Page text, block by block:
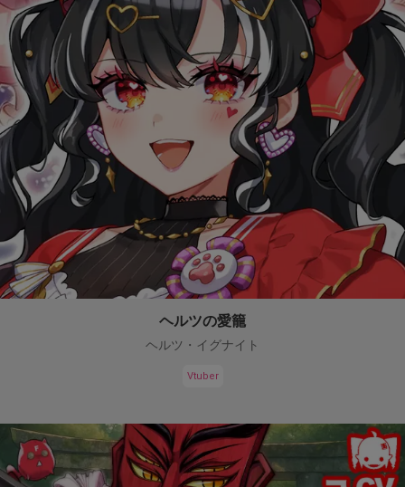
ヘルツの愛籠
ヘルツ・イグナイト
Vtuber